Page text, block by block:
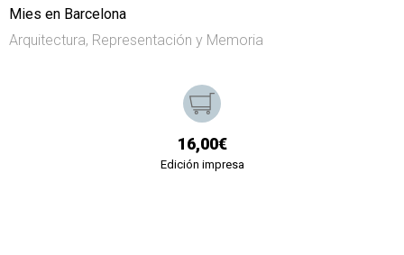
Mies en Barcelona
Arquitectura, Representación y Memoria
16,00€
Edición impresa